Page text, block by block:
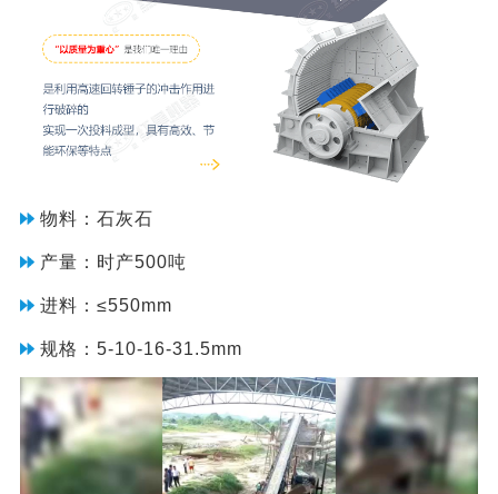
物料：石灰石
产量：时产500吨
进料：≤550mm
规格：5-10-16-31.5mm